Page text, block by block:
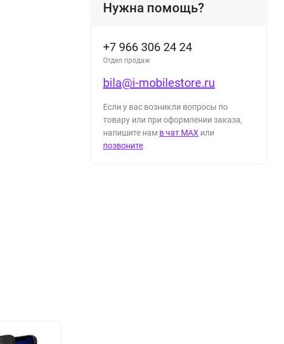
Нужна помощь?
+7 966 306 24 24
Отдел продаж
bila@i-mobilestore.ru
Если у вас возникли вопросы по
товару или при оформлении заказа,
напишите нам в чат MAX или
позвоните.